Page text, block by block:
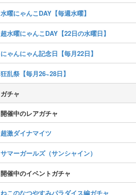
水曜にゃんこDAY【毎週水曜】
超水曜にゃんこDAY【22日の水曜日】
にゃんにゃん記念日【毎月22日】
狂乱祭【毎月26~28日】
ガチャ
開催中のレアガチャ
超激ダイナマイツ
サマーガールズ（サンシャイン）
開催中のイベントガチャ
ねこのなつやすみパラダイス編ガチャ